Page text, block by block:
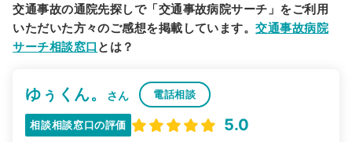
交通事故の通院先探しで「交通事故病院サーチ」をご利用
いただいた方々のご感想を掲載しています。交通事故病院
サーチ相談窓口 とは？
ゆぅくん。 さん 電話相談
相談相談窓口の評価 5.0